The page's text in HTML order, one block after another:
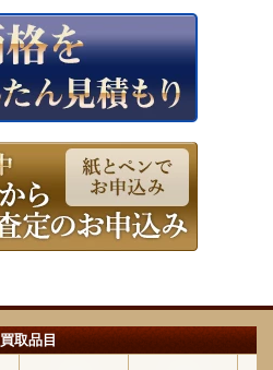
買取品目